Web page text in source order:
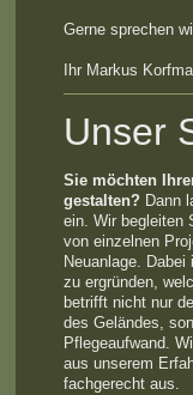
Gerne sprechen
Ihr Markus
Unser
Sie möchten
gestalten? Dann
ein. Wir begleiten
von einzelnen
Neuanlage.
zu ergründen,
betrifft nicht nur
des Geländes,
Pflegeaufwand.
aus unserem
fachgerecht aus.